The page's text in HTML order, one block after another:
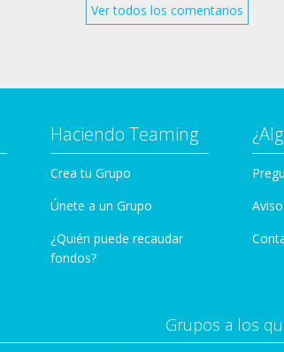
Ver todos los comentarios
Haciendo Teaming
Crea tu Grupo
Únete a un Grupo
¿Quién puede recaudar
fondos?
Grupos a los